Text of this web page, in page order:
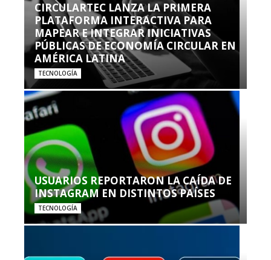
CIRCULARTEC LANZA LA PRIMERA
PLATAFORMA INTERACTIVA PARA
MAPEAR E INTEGRAR INICIATIVAS
PÚBLICAS DE ECONOMÍA CIRCULAR EN
AMÉRICA LATINA
TECNOLOGÍA
USUARIOS REPORTARON LA CAÍDA DE
INSTAGRAM EN DISTINTOS PAÍSES
TECNOLOGÍA